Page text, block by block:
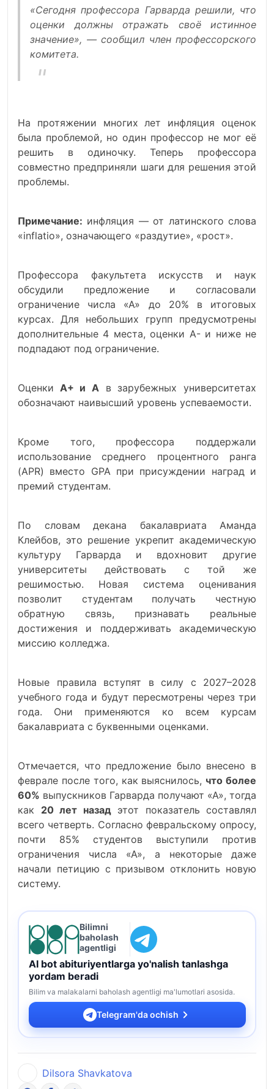
«Сегодня профессора Гарварда решили, что
оценки должны отражать своё истинное
значение», — сообщил член профессорского
комитета.
На протяжении многих лет инфляция оценок
была проблемой, но один профессор не мог её
решить в одиночку. Теперь профессора
совместно предприняли шаги для решения этой
проблемы.
Примечание: инфляция — от латинского слова
«inflatio», означающего «раздутие», «рост».
Профессора факультета искусств и наук
обсудили предложение и согласовали
ограничение числа «А» до 20% в итоговых
курсах. Для небольших групп предусмотрены
дополнительные 4 места, оценки A- и ниже не
подпадают под ограничение.
Оценки A+ и A в зарубежных университетах
обозначают наивысший уровень успеваемости.
Кроме того, профессора поддержали
использование среднего процентного ранга
(APR) вместо GPA при присуждении наград и
премий студентам.
По словам декана бакалавриата Аманда
Клейбов, это решение укрепит академическую
культуру Гарварда и вдохновит другие
университеты действовать с той же
решимостью. Новая система оценивания
позволит студентам получать честную
обратную связь, признавать реальные
достижения и поддерживать академическую
миссию колледжа.
Новые правила вступят в силу с 2027–2028
учебного года и будут пересмотрены через три
года. Они применяются ко всем курсам
бакалавриата с буквенными оценками.
Отмечается, что предложение было внесено в
феврале после того, как выяснилось, что более
60% выпускников Гарварда получают «А», тогда
как 20 лет назадэтот показатель составлял
всего четверть. Согласно февральскому опросу,
почти 85% студентов выступили против
ограничения числа «А», а некоторые даже
начали петицию с призывом отклонить новую
систему.
Bilimni
baholash
agentligi
AI bot abituriyentlarga yo'nalish tanlashga
yordam beradi
Bilim va malakalarni baholash agentligi ma'lumotlari asosida.
Telegram'da ochish
Dilsora Shavkatova